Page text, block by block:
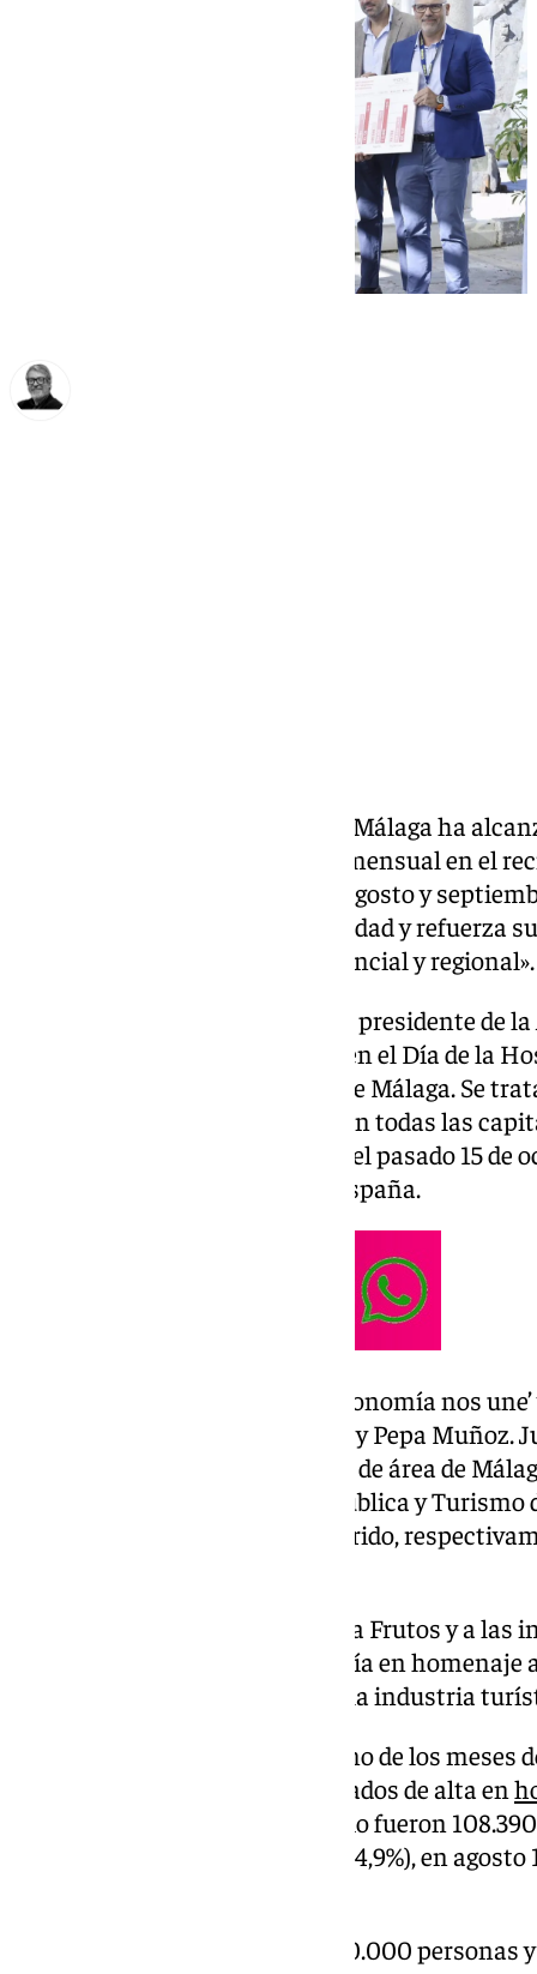
La hostelería de la provincia de Málaga ha
personas empleadas de media mensual en el
entre los meses de junio, julio, agosto y
«nunca alcanzada con anterioridad y refuerza
de empleo en la economía provincial y regional».
Así lo ha avanzado este lunes el presidente de
), Javier Frutos, en el Día de la
en el restaurante El Balneario de Málaga. Se
evento que la empresa celebra en todas las
tras el acto nacional en Madrid el pasado 15
Empresarial de Hostelería de España.
El lema de este año es ‘La Gastronomía nos
los reconocidos chefs Susi Díaz y Pepa Muñoz.
presentes Víctor Arcos, director de área de
concejales de Comercio y Vía Pública y
Elisa Pérez de Siles y Jacobo Florido,
En el acto, Makro ha entregado a Frutos y a
simbólico del Día de la Hostelería en
tres de cada cuatro empleos de la industria
Frutos ha explicado que cada uno de los
al menos 107.000 empleados dados de alta en
del Gobierno de España. En junio fueron
mes de 2023), en julio 110.722 (+4,9%), en
«Esto significa una media de 110.000 personas